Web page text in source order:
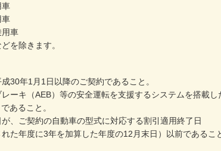
車
除きます。
年1月1日以降のご契約であること。
（AEB）等の安全運転を支援するシステムを搭載し
ること。
ご契約の自動車の型式に対応する割引適用終了日
度に3年を加算した年度の12月末日）以前であること